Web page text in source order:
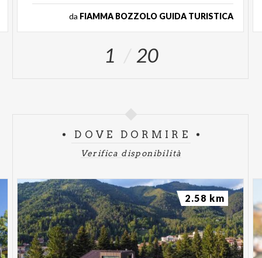
da FIAMMA BOZZOLO GUIDA TURISTICA
1 20
DOVE DORMIRE
Verifica disponibilità
2.58 km